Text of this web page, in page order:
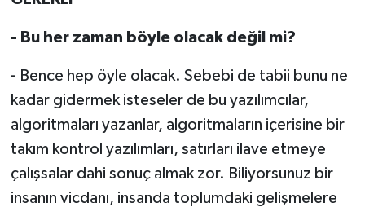
- Bu her zaman böyle olacak değil mi?
- Bence hep öyle olacak. Sebebi de tabii bunu ne
kadar gidermek isteseler de bu yazılımcılar,
algoritmaları yazanlar, algoritmaların içerisine bir
takım kontrol yazılımları, satırları ilave etmeye
çalışsalar dahi sonuç almak zor. Biliyorsunuz bir
insanın vicdanı, insanda toplumdaki gelişmelere